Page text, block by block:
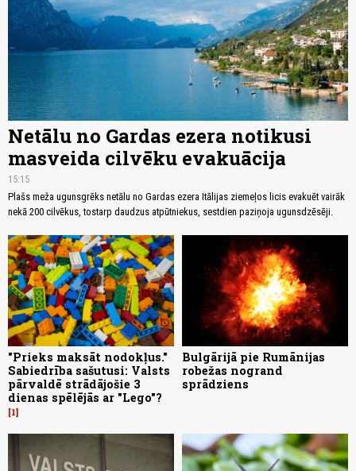
Netālu no Gardas ezera notikusi
masveida cilvēku evakuācija
15:15
Plašs meža ugunsgrēks netālu no Gardas ezera Itālijas ziemeļos licis evakuēt vairāk
nekā 200 cilvēkus, tostarp daudzus atpūtniekus, sestdien paziņoja ugunsdzēsēji.
"Prieks maksāt nodokļus."
Sabiedrība sašutusi: Valsts
pārvaldē strādājošie 3
dienas spēlējās ar "Lego"?
1
Bulgārijā pie Rumānijas
robežas nogrand
sprādziens